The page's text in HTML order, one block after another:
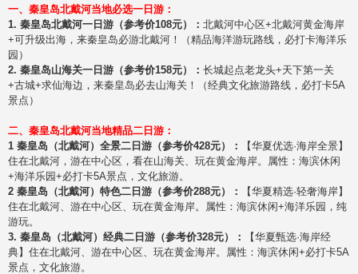
一、秦皇岛北戴河当地必选一日游：
1. 秦皇岛北戴河一日游（参考价108元）： 北戴河中心区+北戴河黄金海岸
+可升级出海，来秦皇岛必游北戴河！（精品海洋游玩路线，必打卡海洋乐
园）
2. 秦皇岛山海关一日游（参考价158元）： 长城起点老龙头+天下第一关
+古城+求仙海边，来秦皇岛必去山海关！（经典文化旅游路线，必打卡5A
景点）
二、秦皇岛北戴河当地精品二日游：
1 秦皇岛（北戴河）全景二日游（参考价428元）：
【华夏优选·海岸全景】
住在北戴河，游在中心区，看在山海关、玩在黄金海岸。属性：海滨休闲
+海洋乐园+必打卡5A景点，文化旅游。
2 秦皇岛（北戴河）特色二日游（参考价288元）：
【华夏精选·轻奢海岸】
住在北戴河、游在中心区、玩在黄金海岸。属性：海滨休闲+海洋乐园，纯
游玩。
3. 秦皇岛（北戴河）经典二日游（参考价328元）：
【华夏甄选·海岸经
典】住在北戴河、游在中心区、玩在黄金海岸。属性：海滨休闲+必打卡5A
景点，文化旅游。